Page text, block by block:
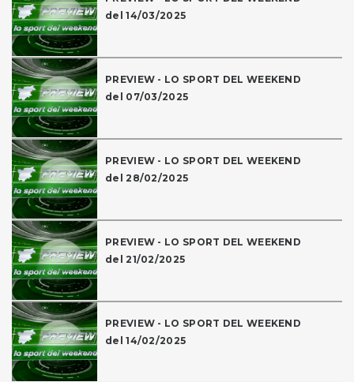
del 14/03/2025
PREVIEW - LO SPORT DEL WEEKEND
del 07/03/2025
PREVIEW - LO SPORT DEL WEEKEND
del 28/02/2025
PREVIEW - LO SPORT DEL WEEKEND
del 21/02/2025
PREVIEW - LO SPORT DEL WEEKEND
del 14/02/2025